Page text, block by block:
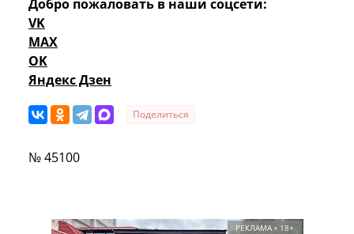
Добро пожаловать в наши соцсети:
VK
MAX
OK
Яндекс Дзен
Поделиться
№ 45100
РЕКЛАМА • 18+